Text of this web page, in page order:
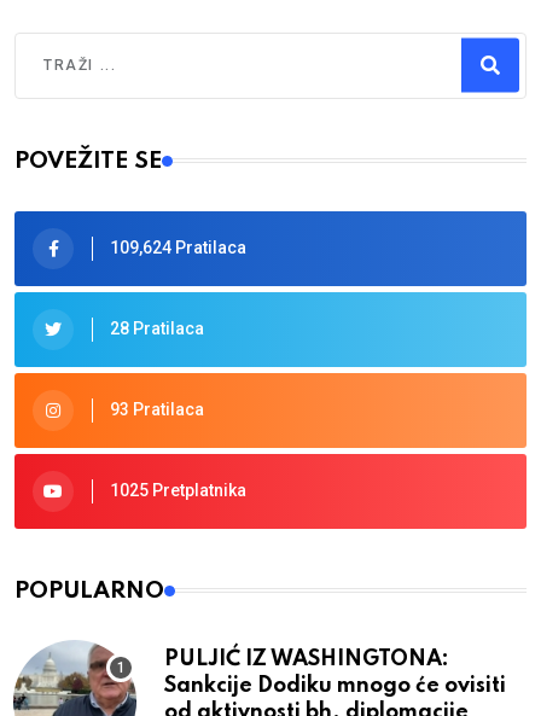
Type 2 or more characters for results.
POVEŽITE SE
109,624 Pratilaca
28 Pratilaca
93 Pratilaca
1025 Pretplatnika
POPULARNO
PULJIĆ IZ WASHINGTONA:
Sankcije Dodiku mnogo će ovisiti